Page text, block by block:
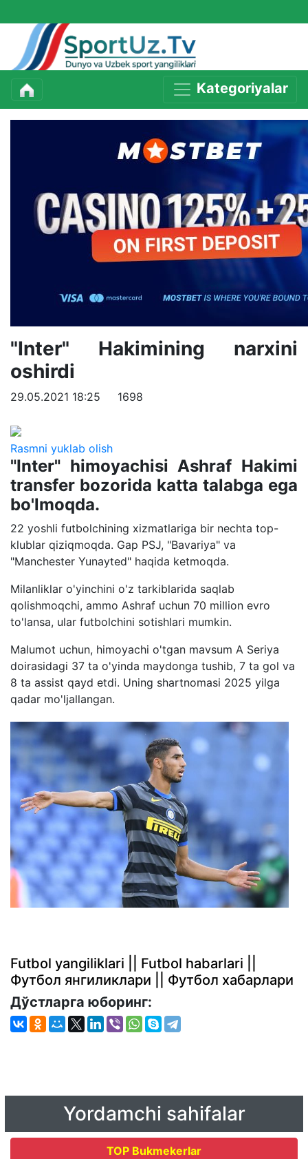
Kategoriyalar
"Inter" Hakimining narxini
oshirdi
29.05.2021 18:25 1698
Rasmni yuklab olish
"Inter" himoyachisi Ashraf Hakimi
transfer bozorida katta talabga ega
bo'lmoqda.
22 yoshli futbolchining xizmatlariga bir nechta top-
klublar qiziqmoqda. Gap PSJ, "Bavariya" va
"Manchester Yunayted" haqida ketmoqda.
Milanliklar o'yinchini o'z tarkiblarida saqlab
qolishmoqchi, ammo Ashraf uchun 70 million evro
to'lansa, ular futbolchini sotishlari mumkin.
Malumot uchun, himoyachi o'tgan mavsum A Seriya
doirasidagi 37 ta o'yinda maydonga tushib, 7 ta gol va
8 ta assist qayd etdi. Uning shartnomasi 2025 yilga
qadar mo'ljallangan.
Futbol yangiliklari || Futbol habarlari ||
Футбол янгиликлари || Футбол хабарлари
Дўстларга юборинг:
Yordamchi sahifalar
TOP Bukmekerlar